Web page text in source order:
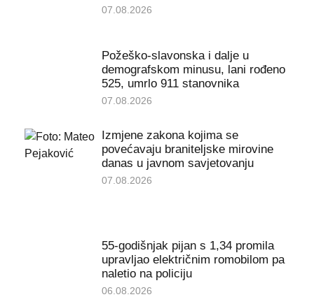
07.08.2026
Požeško-slavonska i dalje u
demografskom minusu, lani rođeno
525, umrlo 911 stanovnika
07.08.2026
Izmjene zakona kojima se
povećavaju braniteljske mirovine
danas u javnom savjetovanju
07.08.2026
55-godišnjak pijan s 1,34 promila
upravljao električnim romobilom pa
naletio na policiju
06.08.2026